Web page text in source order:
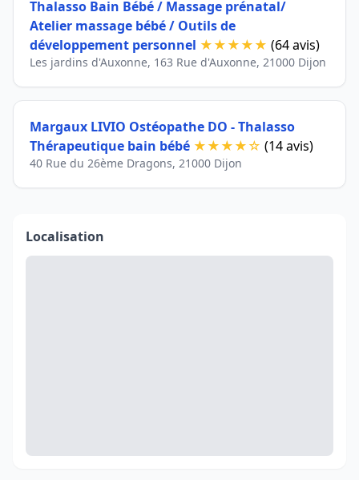
Thalasso Bain Bébé / Massage prénatal/
Atelier massage bébé / Outils de
développement personnel ★★★★★ (64 avis)
Les jardins d'Auxonne, 163 Rue d'Auxonne, 21000 Dijon
Margaux LIVIO Ostéopathe DO - Thalasso
Thérapeutique bain bébé ★★★★☆ (14 avis)
40 Rue du 26ème Dragons, 21000 Dijon
Localisation